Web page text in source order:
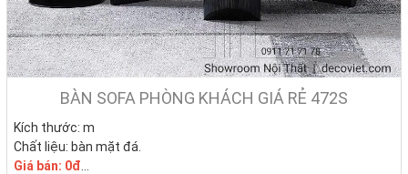
BÀN SOFA PHÒNG KHÁCH GIÁ RẺ 472S
Kích thước: m
Chất liệu: bàn mặt đá.
Giá bán: 0đ